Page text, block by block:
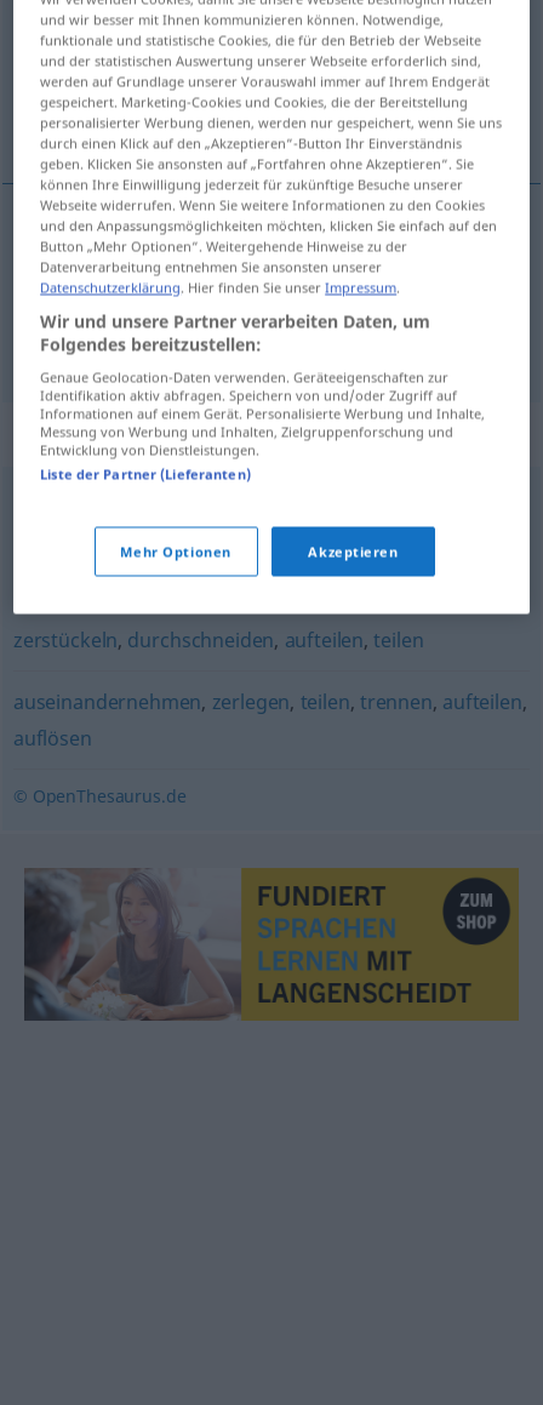
Übersicht aller Übersetzungen
(Für mehr Details die Übersetzung anklicken/antippen)
štiepať, rozštiepiť
štiepať spalten
rozštiepiť spalten
Synonyme für "spalten"
,scheiden
zerstückeln, durchschneiden, aufteilen,teilen
auseinandernehmen, zerlegen, teilen, trennen, aufteilen,
auflösen
© OpenThesaurus.de
und wir besser mit Ihnen kommunizieren können. Notwendige,
funktionale und statistische Cookies, die für den Betrieb der Webseite
und der statistischen Auswertung unserer Webseite erforderlich sind,
werden auf Grundlage unserer Vorauswahl immer auf Ihrem Endgerät
gespeichert. Marketing-Cookies und Cookies, die der Bereitstellung
personalisierter Werbung dienen, werden nur gespeichert, wenn Sie uns
durch einen Klick auf den „Akzeptieren“-Button Ihr Einverständnis
geben. Klicken Sie ansonsten auf „Fortfahren ohne Akzeptieren“. Sie
können Ihre Einwilligung jederzeit für zukünftige Besuche unserer
Webseite widerrufen. Wenn Sie weitere Informationen zu den Cookies
und den Anpassungsmöglichkeiten möchten, klicken Sie einfach auf den
Button „Mehr Optionen“. Weitergehende Hinweise zu der
Datenverarbeitung entnehmen Sie ansonsten unserer
Datenschutzerklärung . Hier finden Sie unserImpressum
Wir und unsere Partner verarbeiten Daten, um
Folgendes bereitzustellen:
Genaue Geolocation-Daten verwenden. Geräteeigenschaften zur
Identifikation aktiv abfragen. Speichern von und/oder Zugriff auf
Informationen auf einem Gerät. Personalisierte Werbung und Inhalte,
Messung von Werbung und Inhalten, Zielgruppenforschung und
Entwicklung von Dienstleistungen.
Liste der Partner (Lieferanten)
Mehr Optionen Akzeptieren